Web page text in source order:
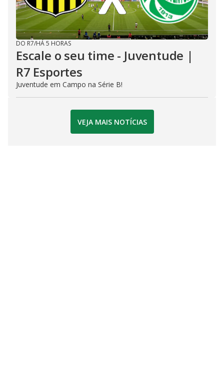
DO R7/HÁ 5 HORAS
Escale o seu time - Juventude |
R7 Esportes
Juventude em Campo na Série B!
VEJA MAIS NOTÍCIAS